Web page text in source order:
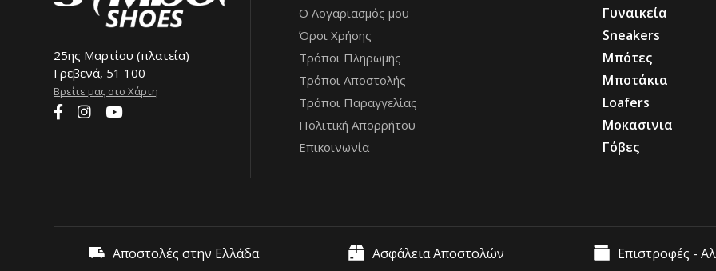
25ης Μαρτίου (πλατεία)
Γρεβενά, 51 100
Βρείτε μας στο Χάρτη
Ο Λογαριασμός μου
Όροι Χρήσης
Τρόποι Πληρωμής
Τρόποι Αποστολής
Τρόποι Παραγγελίας
Πολιτική Απορρήτου
Επικοινωνία
Γυναικεία
Sneakers
Μπότες
Μποτάκια
Loafers
Μοκασινια
Γόβες
Αποστολές στην Ελλάδα Ασφάλεια Αποστολών Επιστροφές -